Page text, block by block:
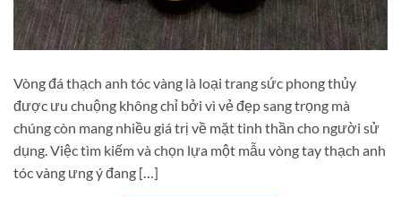
Vòng đá thạch anh tóc vàng là loại trang sức phong thủy
được ưu chuộng không chỉ bởi vì vẻ đẹp sang trọng mà
chúng còn mang nhiều giá trị về mặt tinh thần cho người sử
dụng. Việc tìm kiếm và chọn lựa một mẫu vòng tay thạch anh
tóc vàng ưng ý đang […]